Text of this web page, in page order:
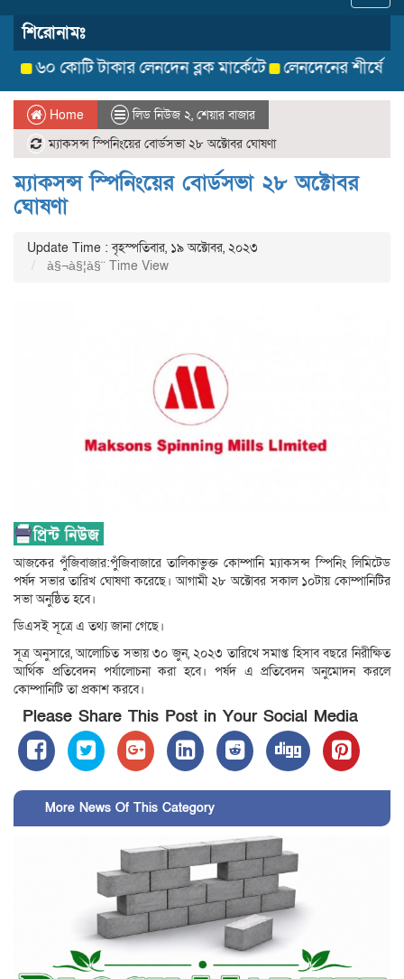
শিরোনামঃ
৬০ কোটি টাকার লেনদেন ব্লক মার্কেটে
লেনদেনের শীর্ষে উঠে
Home লিড নিউজ ২, শেয়ার বাজার
ম্যাকসন্স স্পিনিংয়ের বোর্ডসভা ২৮ অক্টোবর ঘোষণা
ম্যাকসন্স স্পিনিংয়ের বোর্ডসভা ২৮ অক্টোবর
ঘোষণা
Update Time : বৃহস্পতিবার, ১৯ অক্টোবর, ২০২৩
à§¬à§¦à§¨ Time View
আজকের পুঁজিবাজার:পুঁজিবাজারে তালিকাভুক্ত কোম্পানি ম্যাকসন্স স্পিনিং লিমিটেড
পর্ষদ সভার তারিখ ঘোষণা করেছে। আগামী ২৮ অক্টোবর সকাল ১০টায় কোম্পানিটির
সভা অনুষ্ঠিত হবে।
ডিএসই সূত্রে এ তথ্য জানা গেছে।
সূত্র অনুসারে, আলোচিত সভায় ৩০ জুন, ২০২৩ তারিখে সমাপ্ত হিসাব বছরে নিরীক্ষিত
আর্থিক প্রতিবেদন পর্যালোচনা করা হবে। পর্ষদ এ প্রতিবেদন অনুমোদন করলে
কোম্পানিটি তা প্রকাশ করবে।
Please Share This Post in Your Social Media
More News Of This Category